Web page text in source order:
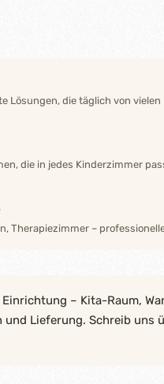
Lösungen, die täglich von
die in jedes Kinderzimmer
Therapiezimmer –
– Kita-Raum,
Lieferung. Schreib uns